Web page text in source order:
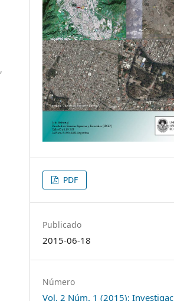
PDF
Publicado
2015-06-18
Número
Vol. 2 Núm. 1 (2015):